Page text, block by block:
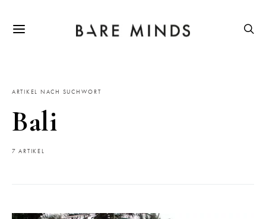
ARTIKEL NACH SUCHWORT
Bali
7 ARTIKEL